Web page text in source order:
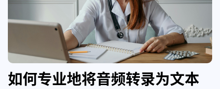
如何专业地将音频转录为文本